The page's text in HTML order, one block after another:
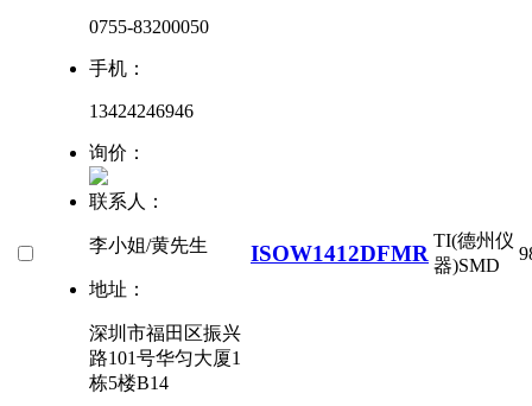
0755-83200050
手机：
13424246946
询价：
联系人：
李小姐/黄先生
地址：
深圳市福田区振兴
路101号华匀大厦1
栋5楼B14
ISOW1412DFMR
TI(德州仪
器)SMD